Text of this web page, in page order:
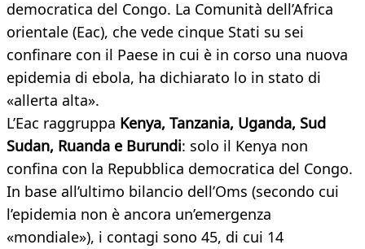
democratica del Congo. La Comunità dell’Africa
orientale (Eac), che vede cinque Stati su sei
confinare con il Paese in cui è in corso una nuova
epidemia di ebola, ha dichiarato lo in stato di
«allerta alta».
L’Eac raggruppa Kenya, Tanzania, Uganda, Sud
Sudan, Ruanda e Burundi: solo il Kenya non
confina con la Repubblica democratica del Congo.
In base all’ultimo bilancio dell’Oms (secondo cui
l’epidemia non è ancora un’emergenza
«mondiale»), i contagi sono 45, di cui 14